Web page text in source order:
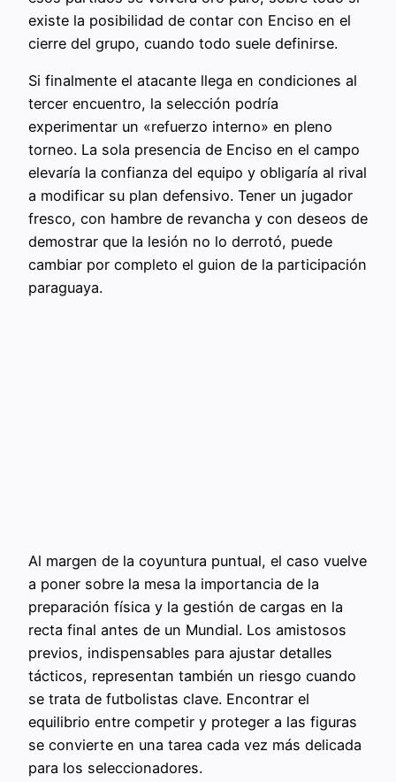
existe la posibilidad de contar con Enciso en el
cierre del grupo, cuando todo suele definirse.
Si finalmente el atacante llega en condiciones al
tercer encuentro, la selección podría
experimentar un «refuerzo interno» en pleno
torneo. La sola presencia de Enciso en el campo
elevaría la confianza del equipo y obligaría al rival
a modificar su plan defensivo. Tener un jugador
fresco, con hambre de revancha y con deseos de
demostrar que la lesión no lo derrotó, puede
cambiar por completo el guion de la participación
paraguaya.
Al margen de la coyuntura puntual, el caso vuelve
a poner sobre la mesa la importancia de la
preparación física y la gestión de cargas en la
recta final antes de un Mundial. Los amistosos
previos, indispensables para ajustar detalles
tácticos, representan también un riesgo cuando
se trata de futbolistas clave. Encontrar el
equilibrio entre competir y proteger a las figuras
se convierte en una tarea cada vez más delicada
para los seleccionadores.